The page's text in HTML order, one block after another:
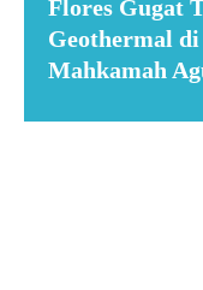
Flores Gugat
Geothermal
Mahkamah